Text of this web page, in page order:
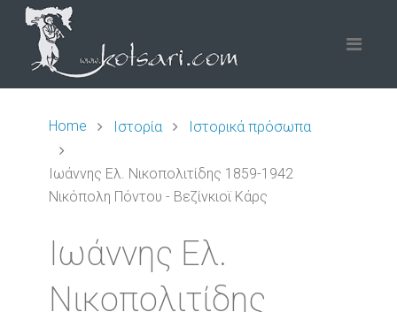
Home Ιστορία Ιστορικά πρόσωπα
Ιωάννης Ελ. Νικοπολιτίδης 1859-1942
Νικόπολη Πόντου - Βεζίνκιοϊ Κάρς
Ιωάννης Ελ.
Νικοπολιτίδης